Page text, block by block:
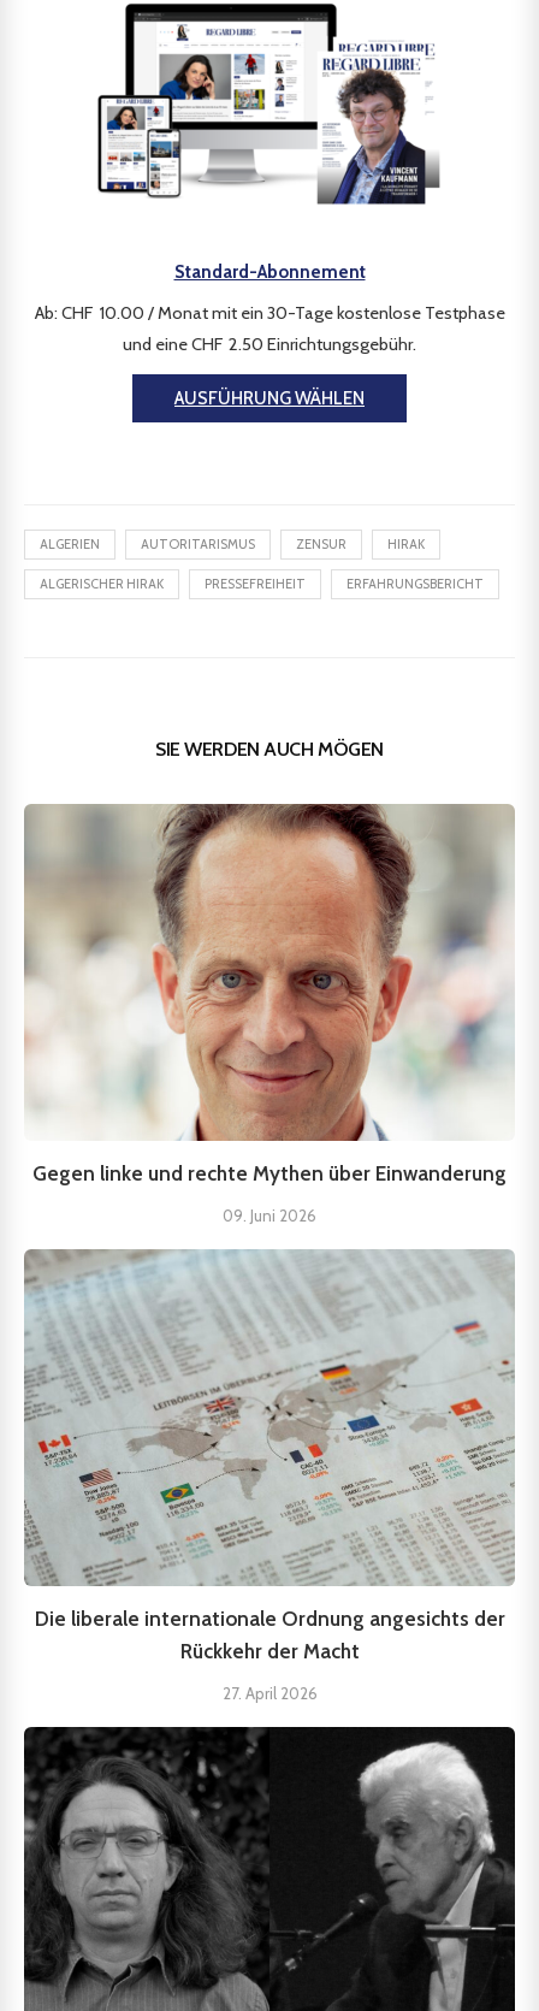
Standard-Abonnement
Ab: CHF 10.00 / Monat mit ein 30-Tage kostenlose Testphase
und eineCHF 2.50 Einrichtungsgebühr.
AUSFÜHRUNG WÄHLEN
ALGERIEN AUTORITARISMUS ZENSUR HIRAK
ALGERISCHER HIRAK PRESSEFREIHEIT ERFAHRUNGSBERICHT
SIE WERDEN AUCH MÖGEN
Gegen linke und rechte Mythen über Einwanderung
09. Juni 2026
Die liberale internationale Ordnung angesichts der
Rückkehr der Macht
27. April 2026